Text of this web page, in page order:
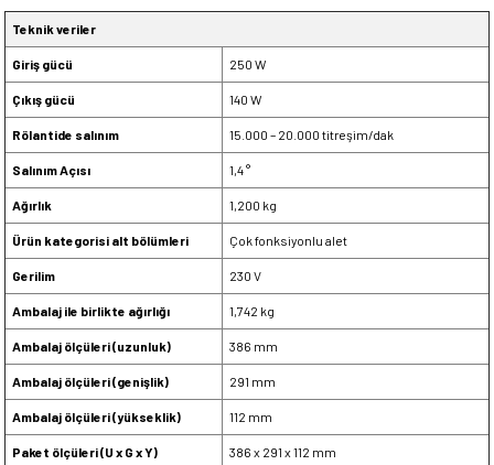
Teknik veriler
Giriş gücü 250 W
Çıkış gücü 140 W
Rölantide salınım 15.000 – 20.000 titreşim/dak
Salınım Açısı 1,4 °
Ağırlık 1,200 kg
Ürün kategorisi alt bölümleri Çok fonksiyonlu alet
Gerilim 230 V
Ambalaj ile birlikte ağırlığı 1,742 kg
Ambalaj ölçüleri (uzunluk) 386 mm
Ambalaj ölçüleri (genişlik) 291 mm
Ambalaj ölçüleri (yükseklik) 112 mm
Paket ölçüleri (U x G x Y) 386 x 291 x 112 mm